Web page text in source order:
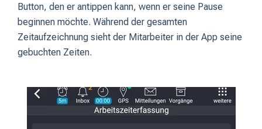
Button, den er antippen kann, wenn er seine Pause
beginnen möchte. Während der gesamten
Zeitaufzeichnung sieht der Mitarbeiter in der App seine
gebuchten Zeiten.